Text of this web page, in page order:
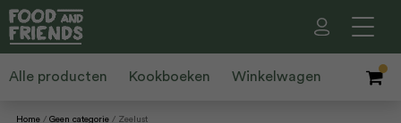
Alle producten Kookboeken Winkelwagen
Home Geen categorie Zeelust